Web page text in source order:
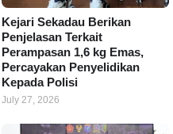
Kejari Sekadau Berikan
Penjelasan Terkait
Perampasan 1,6 kg Emas,
Percayakan Penyelidikan
Kepada Polisi
July 27, 2026